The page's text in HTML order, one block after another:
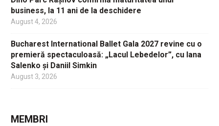
business, la 11 ani de la deschidere
August 4, 2026
Bucharest International Ballet Gala 2027 revine cu o
premieră spectaculoasă: „Lacul Lebedelor”, cu Iana
Salenko și Daniil Simkin
August 3, 2026
MEMBRI